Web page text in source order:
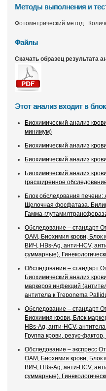
Методы выполнения и
Фотометрический метод .
Файлы
Скачать образец результата
Этот анализ входит в
Биохимический анализ
минимум)
Биохимический анализ
Биохимический анализ
Биохимический анализ
(расширенное
Блок обследования
Щелочная фосфатаза,
Гамма-
Обследование –
ОАМ, Биохимия крови, Блок
ВИЧ, HBs-Ag, анти-HCV,
суммарные),
Обследование – стандарт
Биохимический анализ
маркеров инфекций
антитела к Treponema
Обследование –
Биохимия крови, Блок
HBs-Ag, анти-HCV,
Группа крови, резус-
Обследование – экспресс
ОАМ, Биохимия крови, Блок
ВИЧ, HBs-Ag, анти-HCV,
суммарные),